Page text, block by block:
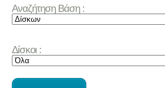
Αναζήτηση Βάση :
Δίσκοι :